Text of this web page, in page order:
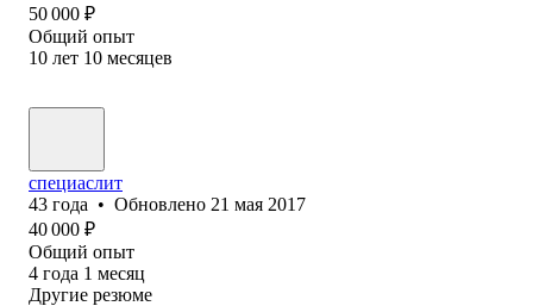
50 000 ₽
Общий опыт
10 лет 10 месяцев
специаслит
43 года • Обновлено 21 мая 2017
40 000 ₽
Общий опыт
4 года 1 месяц
Другие резюме